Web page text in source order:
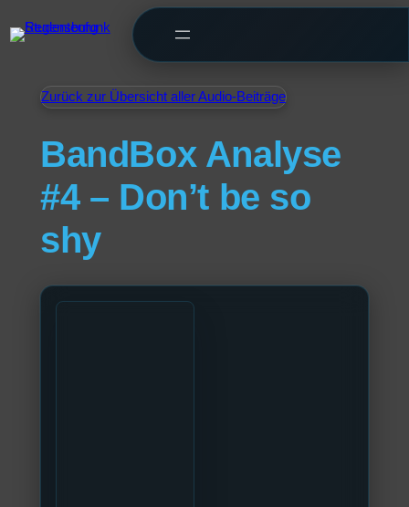
Zurück zur Übersicht aller Audio-Beiträge
BandBox Analyse
#4 – Don’t be so
shy